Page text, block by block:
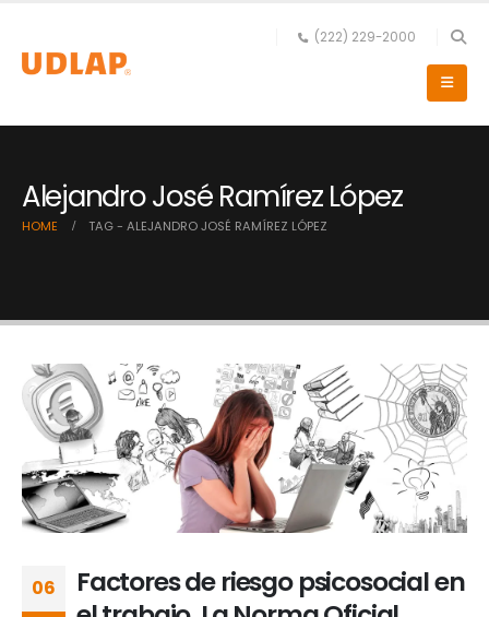
(222) 229-2000
Alejandro José Ramírez López
HOME TAG - ALEJANDRO JOSÉ RAMÍREZ LÓPEZ
06
Factores de riesgo psicosocial en